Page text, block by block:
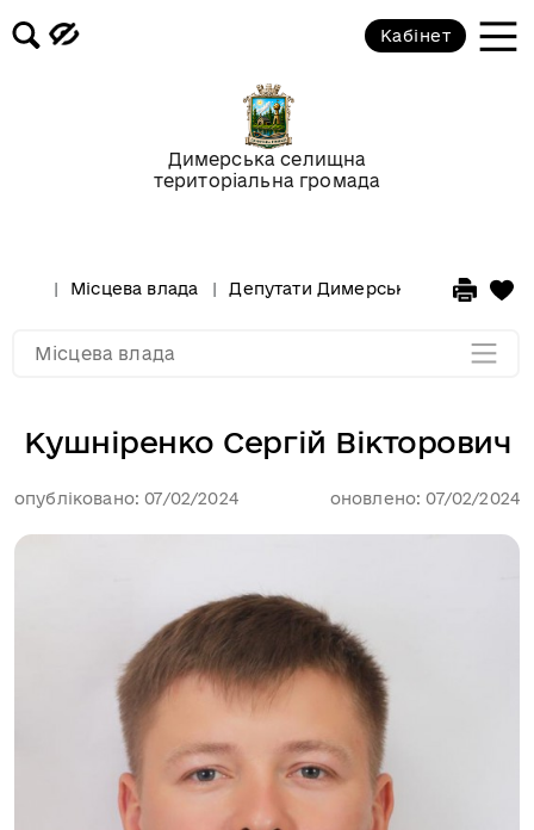
Димерська селищна
територіальна громада
Кабінет
Місцева влада Депутати Димерської селищної
Кушніренко Сергій Вікторович
опубліковано: 07/02/2024 оновлено: 07/02/2024
Місцева влада
Адміністративні послуги
Адміністративні послуги
соціального характеру